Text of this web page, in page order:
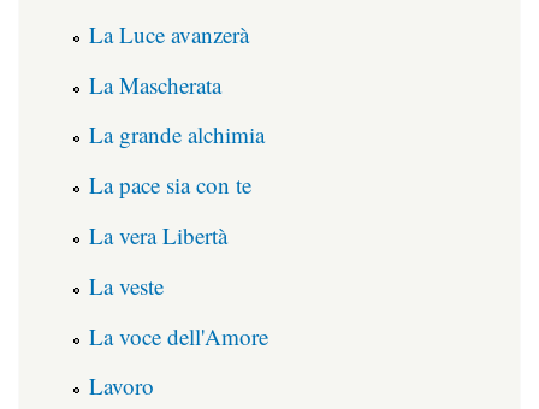
La Luce avanzerà
La Mascherata
La grande alchimia
La pace sia con te
La vera Libertà
La veste
La voce dell'Amore
Lavoro